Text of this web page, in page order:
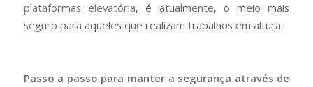
plataformas elevatória, é atualmente, o meio mais
seguro para aqueles que realizam trabalhos em altura.
Passo a passo para manter a segurança através de